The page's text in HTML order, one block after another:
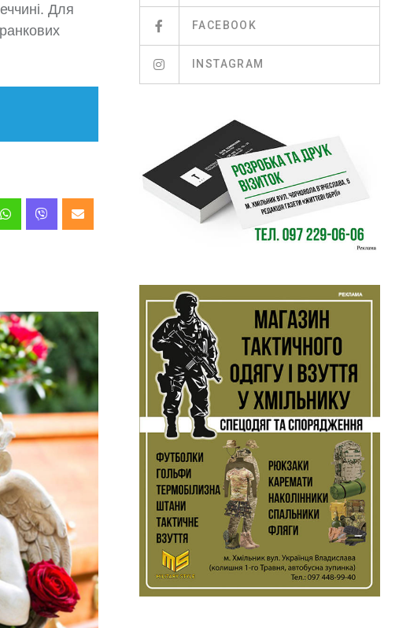
Для
FACEBOOK
INSTAGRAM